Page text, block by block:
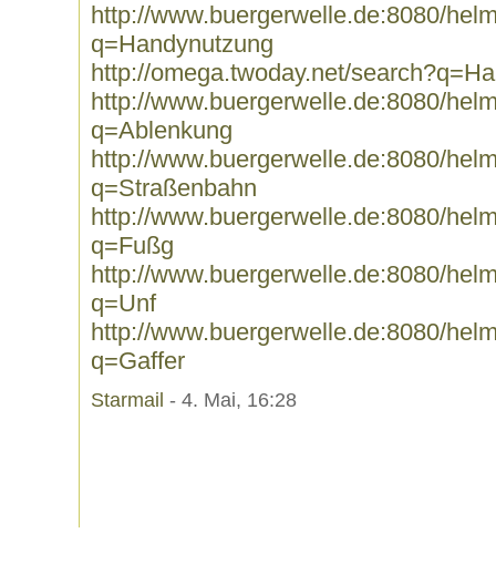
http://www.buergerwelle.de:8080/
q=Handynutzung
http://omega.twoday.net/
http://www.buergerwelle.de:8080/
q=Ablenkung
http://www.buergerwelle.de:8080/
q=Straßenbahn
http://www.buergerwelle.de:8080/
q=Fußg
http://www.buergerwelle.de:8080/
q=Unf
http://www.buergerwelle.de:8080/
q=Gaffer
Starmail - 4. Mai, 16:28